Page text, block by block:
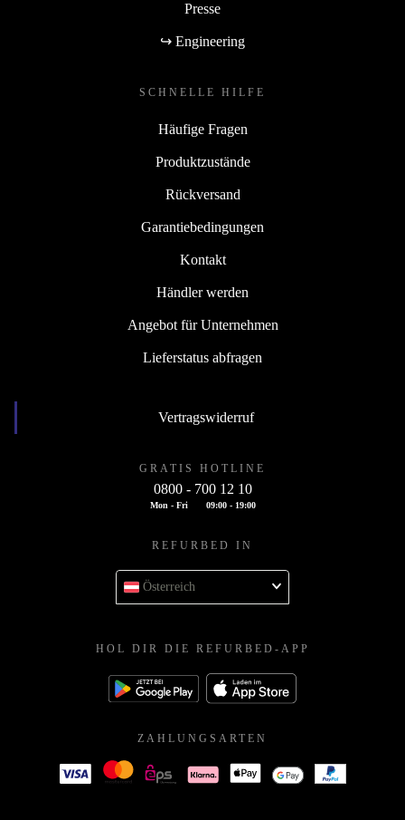
Presse
↪ Engineering
SCHNELLE HILFE
Häufige Fragen
Produktzustände
Rückversand
Garantiebedingungen
Kontakt
Händler werden
Angebot für Unternehmen
Lieferstatus abfragen
Vertragswiderruf
GRATIS HOTLINE
0800 - 700 12 10
Mon - Fri 09:00 - 19:00
REFURBED IN
Österreich
HOL DIR DIE REFURBED-APP
ZAHLUNGSARTEN